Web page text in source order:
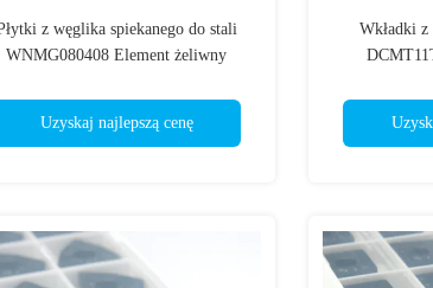
z węglika spiekanego do stali
WNMG080408 Element żeliwny
Uzyskaj najlepszą cenę
Wkładki